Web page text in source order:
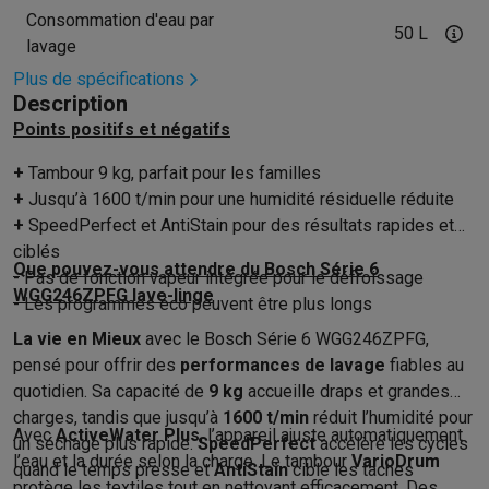
Téléphonie & montres connectées
GSMSmartphones
ReconditionnéSmartphones reconditionnés
Protection GSM
Montres connectéesMontres connectées
Chargeurs GSM
Chargeurs et câbles Chargeurs sans fil
Accessoires GSMAirTags & traceurs GPSÉcouteurs sans fil
Téléphones fixesTéléphones fixesTalkie walkie Babyphones
Ordinateurs & tablettes
OrdinateursPC portablesPC portables gamerApple MacBook
Périphériques ITSourisClaviersWebcams Enceintes PC
Tablettes & liseuses
Tablettes Apple iPad Samsung Galaxy Tab
Imprimer
Imprimantes Cartouches d'encre & papier Cricut
Réseau & wifi
Routeurs & points d'accès
Adaptateurs CPL &
Mémoire & stockageDisques durs externesSSDClés USB
LogicielsWindows & Microsoft OfficeAnti-VirusAutres
Accessoires ITChargeurs & câblesHousses & sacsSupports
Consommation d'eau par
lavage
50 L
Plus de spécifications
Description
Points positifs et négatifs
+ Tambour 9 kg, parfait pour les familles
+ Jusqu’à 1600 t/min pour une humidité résiduelle réduite
+ SpeedPerfect et AntiStain pour des résultats rapides et
ciblés
- Pas de fonction vapeur intégrée pour le défroissage
- Les programmes éco peuvent être plus longs
Que pouvez-vous attendre du Bosch Série 6
WGG246ZPFG lave-linge
La vie en Mieux avec le Bosch Série 6 WGG246ZPFG,
pensé pour offrir des performances de lavage fiables au
quotidien. Sa capacité de 9 kg accueille draps et grandes
charges, tandis que jusqu’à 1600 t/min réduit l’humidité pour
un séchage plus rapide.SpeedPerfectaccélère les cycles
quand le temps presse etAntiStaincible les taches
AvecActiveWater Plus, l’appareil ajuste automatiquement
l’eau et la durée selon la charge. Le tambour VarioDrum